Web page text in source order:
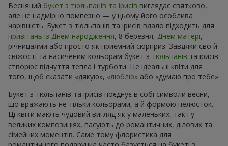
Весняний букет з тюльпанів та ірисів виглядає святково,
але не надмірно помпезно — у цьому його особлива
чарівність. Букет з тюльпанів та ірисів вдало підходить для
привітань із Днем народження, 8 березня, Днем матері,
річницaями або просто як приємний сюрприз. Завдяки своїй
свіжості та насиченим кольорам букет з тюльпанів та ірисів
створює відчуття тепла і турботи. Це ідеальні квіти для
того, щоб сказати «дякую», «люблю» або «думаю про тебе».
Букет з тюльпанів та ірисів поєднує в собі символи весни,
що вражають не тільки кольорами, а й формою пелюсток.
Ці квіти мають чудовий вигляд як у маленьких, так і у
великих композиціях, пасують до романтичних, ділових та
сімейних моментів. Саме тому флористика для